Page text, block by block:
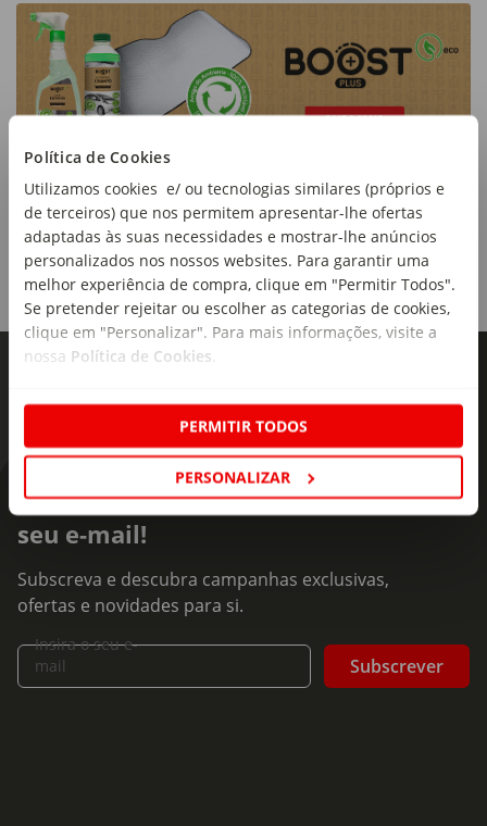
Política de Cookies
Utilizamos cookies e/ ou tecnologias similares (próprios e
de terceiros) que nos permitem apresentar-lhe ofertas
adaptadas às suas necessidades e mostrar-lhe anúncios
personalizados nos nossos websites. Para garantir uma
melhor experiência de compra, clique em "Permitir Todos".
Se pretender rejeitar ou escolher as categorias de cookies,
clique em "Personalizar". Para mais informações, visite a
nossa Política de Cookies
PERMITIR TODOS
PERSONALIZAR
As novidades mais frescas no
seu e-mail!
Subscreva e descubra campanhas exclusivas,
ofertas e novidades para si.
Insira o seu e-
mail
Subscrever